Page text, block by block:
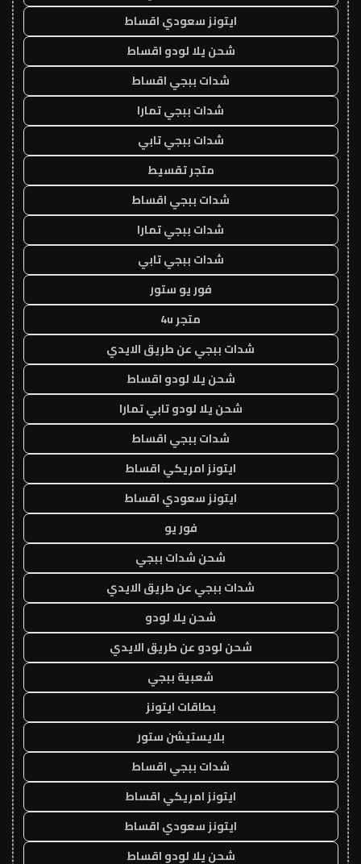
ايتونز سعودي اقساط
شحن يلا لودو اقساط
شدات ببجي اقساط
شدات ببجي تمارا
شدات ببجي تابي
متجر تقسيط
شدات ببجي اقساط
شدات ببجي تمارا
شدات ببجي تابي
فور يو ستور
متجر 4u
شدات ببجي عن طريق الايدي
شحن يلا لودو اقساط
شحن يلا لودو تابي تمارا
شدات ببجي اقساط
ايتونز امريكي اقساط
ايتونز سعودي اقساط
فور يو
شحن شدات ببجي
شدات ببجي عن طريق الايدي
شحن يلا لودو
شحن لودو عن طريق الايدي
شعبية ببجي
بطاقات ايتونز
بلايستيشن ستور
شدات ببجي اقساط
ايتونز امريكي اقساط
ايتونز سعودي اقساط
شحن يلا لودو اقساط